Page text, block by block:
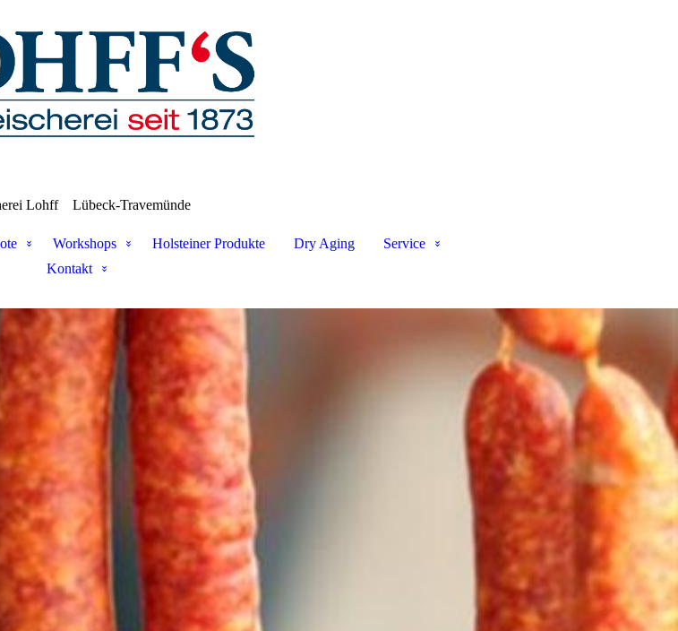
Lohff Lübeck-Travemünde
Workshops Holsteiner Produkte Dry Aging
Service
Kontakt